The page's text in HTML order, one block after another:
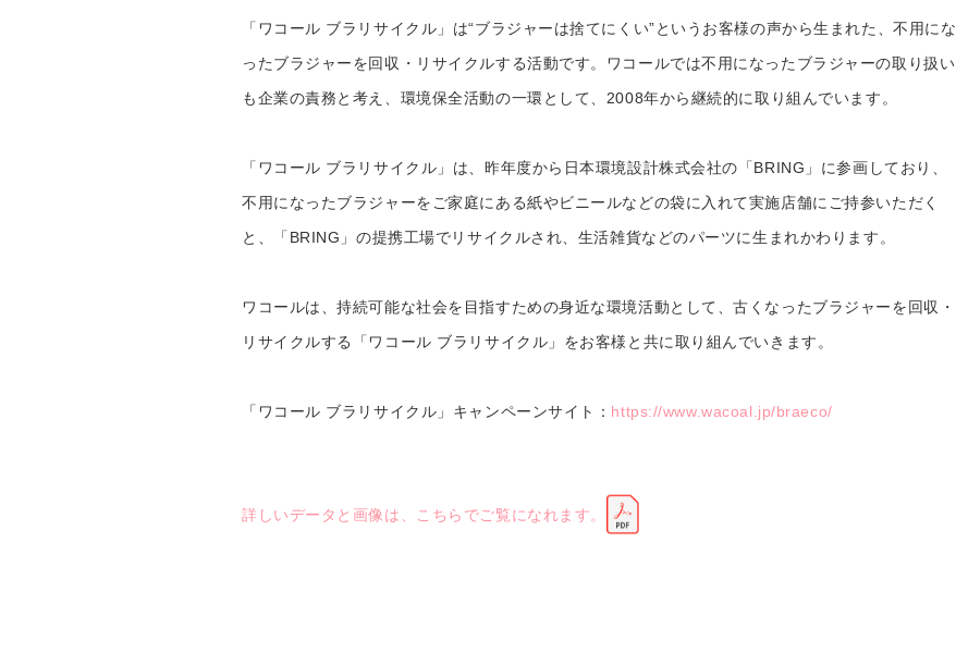
「ワコール ブラリサイクル」は“ブラジャーは捨てにくい”というお客様の声から生まれた、不用にな
ったブラジャーを回収・リサイクルする活動です。ワコールでは不用になったブラジャーの取り扱い
も企業の責務と考え、環境保全活動の一環として、2008年から継続的に取り組んでいます。
「ワコール ブラリサイクル」は、昨年度から日本環境設計株式会社の「BRING」に参画しており、
不用になったブラジャーをご家庭にある紙やビニールなどの袋に入れて実施店舗にご持参いただく
と、「BRING」の提携工場でリサイクルされ、生活雑貨などのパーツに生まれかわります。
ワコールは、持続可能な社会を目指すための身近な環境活動として、古くなったブラジャーを回収・
リサイクルする「ワコール ブラリサイクル」をお客様と共に取り組んでいきます。
「ワコール ブラリサイクル」キャンペーンサイト： https://www.wacoal.jp/braeco/
詳しいデータと画像は、こちらでご覧になれます。